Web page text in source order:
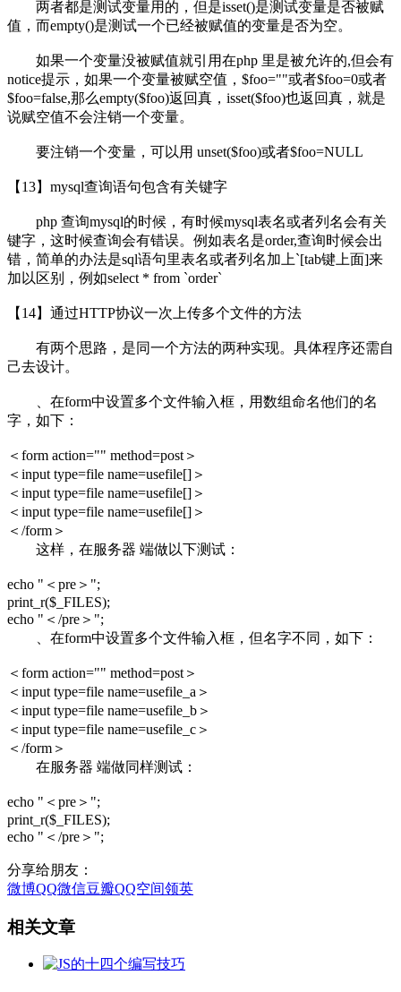
两者都是测试变量用的，但是isset()是测试变量是否被赋
值，而empty()是测试一个已经被赋值的变量是否为空。
如果一个变量没被赋值就引用在php 里是被允许的,但会有
notice提示，如果一个变量被赋空值，$foo=""或者$foo=0或者
$foo=false,那么empty($foo)返回真，isset($foo)也返回真，就是
说赋空值不会注销一个变量。
要注销一个变量，可以用 unset($foo)或者$foo=NULL
【13】mysql查询语句包含有关键字
php 查询mysql的时候，有时候mysql表名或者列名会有关
键字，这时候查询会有错误。例如表名是order,查询时候会出
错，简单的办法是sql语句里表名或者列名加上`[tab键上面]来
加以区别，例如select * from `order`
【14】通过HTTP协议一次上传多个文件的方法
有两个思路，是同一个方法的两种实现。具体程序还需自
己去设计。
、在form中设置多个文件输入框，用数组命名他们的名
字，如下：
＜form action="" method=post＞
＜input type=file name=usefile[]＞
＜input type=file name=usefile[]＞
＜input type=file name=usefile[]＞
＜/form＞
这样，在服务器 端做以下测试：
echo "＜pre＞";
print_r($_FILES);
echo "＜/pre＞";
、在form中设置多个文件输入框，但名字不同，如下：
＜form action="" method=post＞
＜input type=file name=usefile_a＞
＜input type=file name=usefile_b＞
＜input type=file name=usefile_c＞
＜/form＞
在服务器 端做同样测试：
echo "＜pre＞";
print_r($_FILES);
echo "＜/pre＞";
分享给朋友：
微博QQ微信豆瓣QQ空间领英
相关文章